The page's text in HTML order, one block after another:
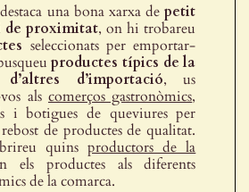
una bona xarxa depetit
de proximitat, on hi trobareu
seleccionats per emportar-
productes típics de la
d’importació, us
als comerços gastronòmics,
i botigues de queviures per
de productes de qualitat.
quinsproductors de la
els productes als diferents
de la comarca.